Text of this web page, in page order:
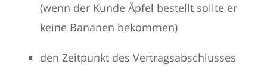
(wenn der Kunde Äpfel bestellt sollte er
keine Bananen bekommen)
den Zeitpunkt des Vertragsabschlusses